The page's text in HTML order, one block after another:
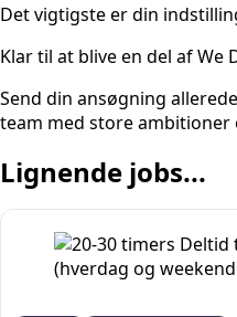
Det vigtigste er din
Klar til at blive en del af We
Send din ansøgning
team med store ambitioner
Lignende jobs...